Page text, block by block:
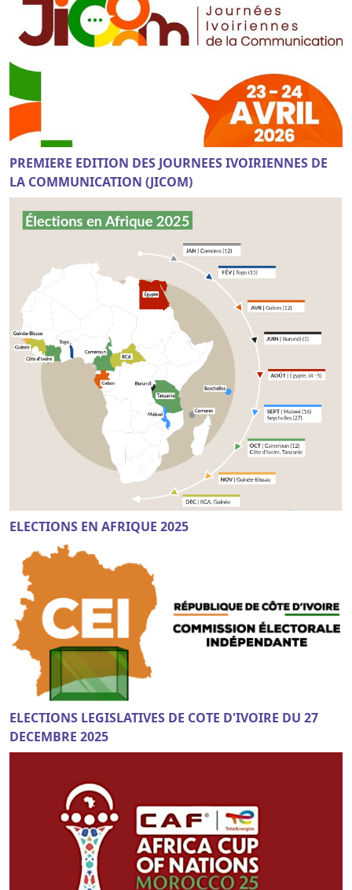
PREMIERE EDITION DES JOURNEES IVOIRIENNES DE
LA COMMUNICATION (JICOM)
ELECTIONS EN AFRIQUE 2025
ELECTIONS LEGISLATIVES DE COTE D'IVOIRE DU 27
DECEMBRE 2025